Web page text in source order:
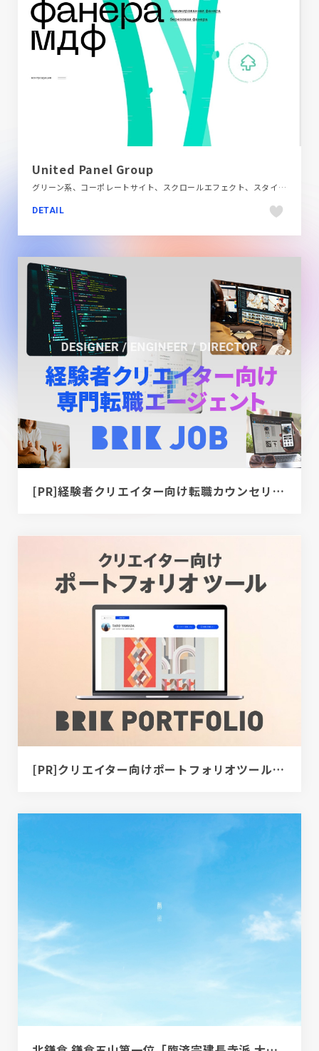
United Panel Group
グリーン系、コーポレートサイト、スクロールエフェクト、スタイリッシュ、ホワイト系、ポップ、モーション多め、多言語対応、第一次産業・SDGs・地方創生
DETAIL
[PR]経験者クリエイター向け転職カウンセリング｜デザイナー / ディレクター / エンジニア
[PR]クリエイター向けポートフォリオツール｜BRIK PORTFOLIO